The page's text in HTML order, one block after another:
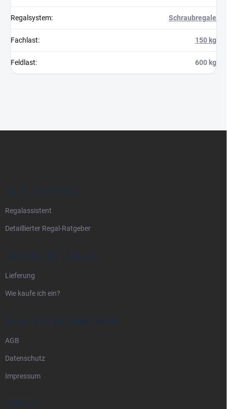
Regalsystem: Schraubregale
Fachlast: 150 kg
Feldlast: 600 kg
ALLES ÜBER REGALE
Regalassistent
Detaillierter Regal-Ratgeber
VERSAND UND ZAHLUNG
Lieferung
Wie kaufe ich ein?
RECHTLICHE INFORMATIONEN
AGB
Datenschutz
Impressum
KONTAKT